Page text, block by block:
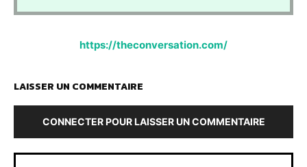
https://theconversation.com/
LAISSER UN COMMENTAIRE
CONNECTER POUR LAISSER UN COMMENTAIRE